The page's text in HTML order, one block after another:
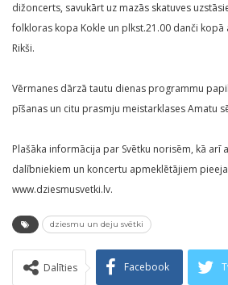
dižoncerts, savukārt uz mazās skatuves
folkloras kopa Kokle un plkst.21.00 danči
Rikši.
Vērmanes dārzā tautu dienas programmu
pīšanas un citu prasmju meistarklases Amatu
Plašāka informācija par Svētku norisēm, kā arī
dalībniekiem un koncertu apmeklētājiem
www.dziesmusvetki.lv.
dziesmu un deju svētki
Dalīties Facebook